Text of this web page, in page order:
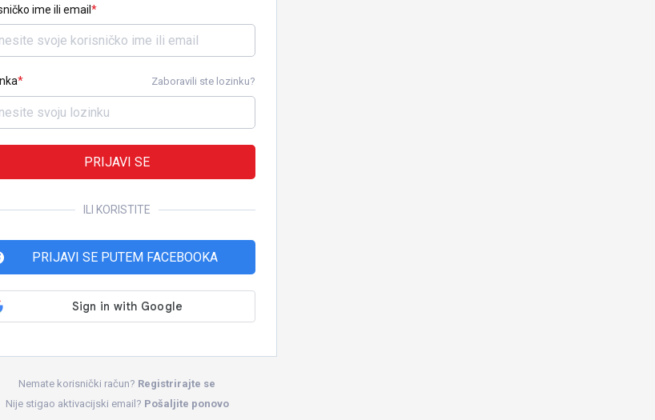
ime ili email
Zaboravili ste lozinku?
PRIJAVI SE
ILI KORISTITE
PRIJAVI SE PUTEM FACEBOOKA
Nemate korisnički račun? Registrirajte se
Nije stigao aktivacijski email? Pošaljite ponovo